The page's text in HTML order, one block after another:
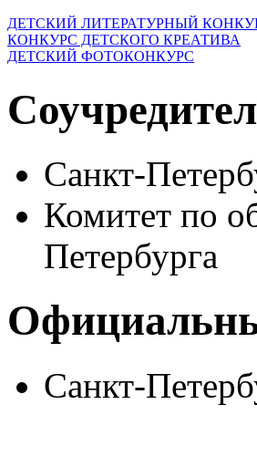
ДЕТСКИЙ ЛИТЕРАТУРНЫЙ
КОНКУРС ДЕТСКОГО КРЕАТИВА
ДЕТСКИЙ ФОТОКОНКУРС
Санкт-
Комитет по
Петербурга
Санкт-